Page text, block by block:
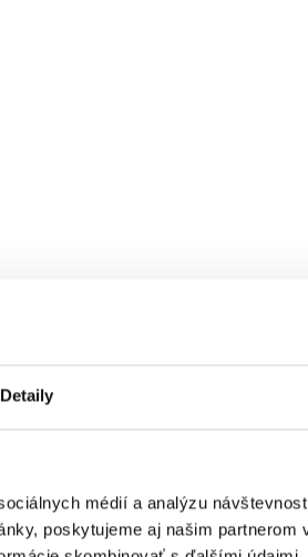
Detaily
médií a analýzu
poskytujeme aj našim partnerom